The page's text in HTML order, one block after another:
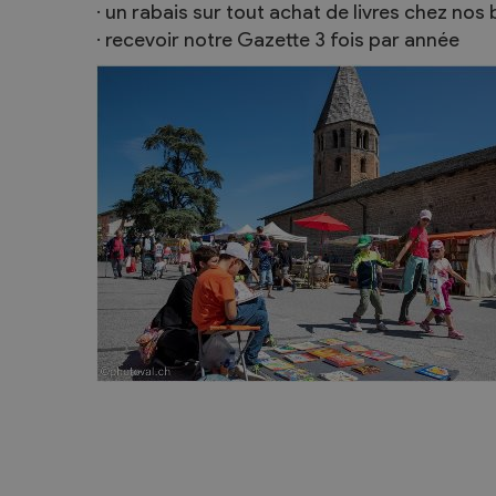
· un rabais sur tout achat de livres chez nos
· recevoir notre Gazette 3 fois par année